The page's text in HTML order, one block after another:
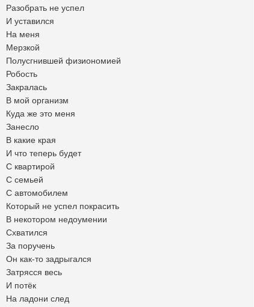
Разобрать не успел
И уставился
На меня
Мерзкой
Полусгнившей физиономией
Робость
Закралась
В мой организм
Куда же это меня
Занесло
В какие края
И что теперь будет
С квартирой
С семьей
С автомобилем
Который не успел покрасить
В некотором недоумении
Схватился
За поручень
Он как-то задрыгался
Затрясся весь
И потёк
На ладони след